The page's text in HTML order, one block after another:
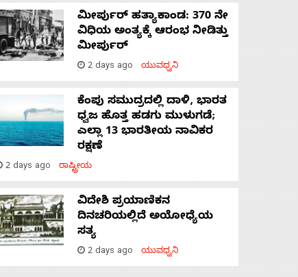
ಮೀರ್ಪುರ್ ಹತ್ಯಾಕಾಂಡ: 370 ನೇ
ವಿಧಿಯ ಅಂತ್ಯಕ್ಕೆ ಆರಂಭ ನೀಡಿತ್ತು
ಮೀರ್ಪುರ್
2 days ago ಯುವಧ್ವನಿ
ಕೆಂಪು ಸಮುದ್ರದಲ್ಲಿ ದಾಳಿ, ಭಾರತ
ಧ್ವಜ ಹೊತ್ತ ಹಡಗು ಮುಳುಗಡೆ;
ಎಲ್ಲಾ 13 ಭಾರತೀಯ ನಾವಿಕರ
ರಕ್ಷಣೆ
2 days ago ರಾಷ್ಟ್ರೀಯ
ವಿದೇಶಿ ಪ್ರಯಾಣಿಕನ
ದಿನಚರಿಯಲ್ಲಿದೆ ಅಯೋಧ್ಯೆಯ
ಸತ್ಯ
2 days ago ಯುವಧ್ವನಿ